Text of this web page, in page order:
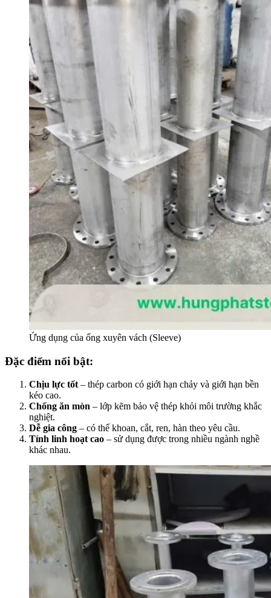
Ứng dụng của ống xuyên vách (Sleeve)
Đặc điểm nổi bật:
Chịu lực tốt– thép carbon có giới hạn chảy và giới hạn bền
kéo cao.
Chống ăn mòn – lớp kẽm bảo vệ thép khỏi môi trường khắc
nghiệt.
Dễ gia công – có thể khoan, cắt, ren, hàn theo yêu cầu.
Tính linh hoạt cao – sử dụng được trong nhiều ngành nghề
khác nhau.